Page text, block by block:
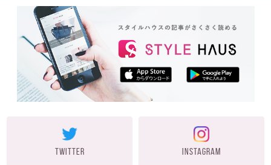
TWITTER INSTAGRAM